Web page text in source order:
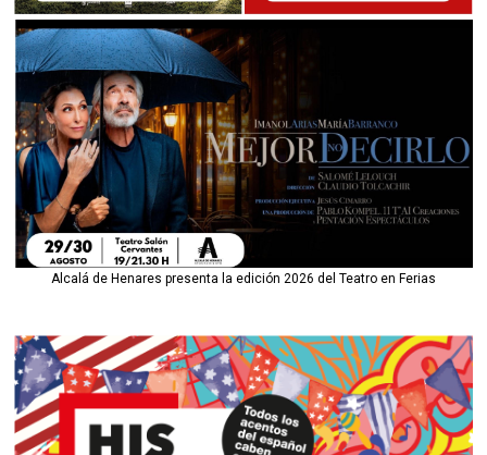
Alcalá de Henares presenta la edición 2026 del Teatro en Ferias